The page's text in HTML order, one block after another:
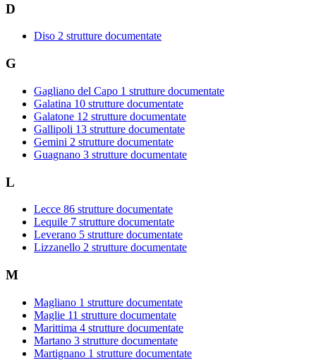
D
Diso 2 strutture documentate
G
Gagliano del Capo 1 strutture documentate
Galatina 10 strutture documentate
Galatone 12 strutture documentate
Gallipoli 13 strutture documentate
Gemini 2 strutture documentate
Guagnano 3 strutture documentate
L
Lecce 86 strutture documentate
Lequile 7 strutture documentate
Leverano 5 strutture documentate
Lizzanello 2 strutture documentate
M
Magliano 1 strutture documentate
Maglie 11 strutture documentate
Marittima 4 strutture documentate
Martano 3 strutture documentate
Martignano 1 strutture documentate